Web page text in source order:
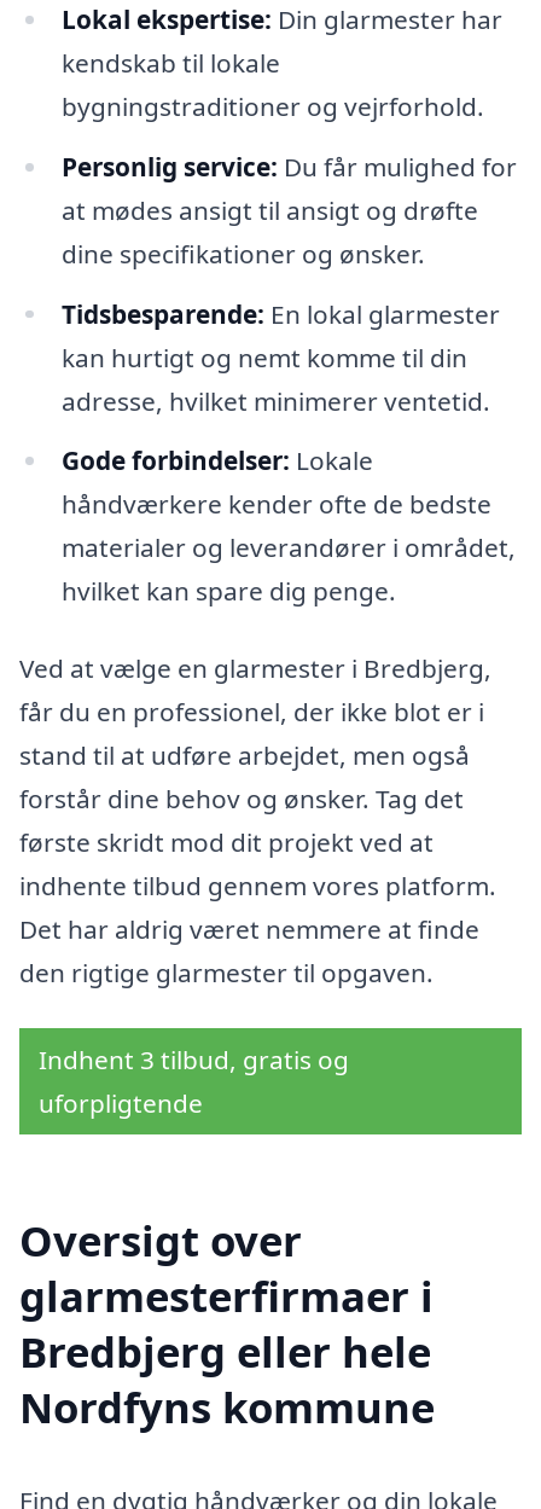
Lokal ekspertise: Din glarmester har
kendskab til lokale
bygningstraditioner og vejrforhold.
Personlig service: Du får mulighed for
at mødes ansigt til ansigt og drøfte
dine specifikationer og ønsker.
Tidsbesparende: En lokal glarmester
kan hurtigt og nemt komme til din
adresse, hvilket minimerer ventetid.
Gode forbindelser: Lokale
håndværkere kender ofte de bedste
materialer og leverandører i området,
hvilket kan spare dig penge.
Ved at vælge en glarmester i Bredbjerg,
får du en professionel, der ikke blot er i
stand til at udføre arbejdet, men også
forstår dine behov og ønsker. Tag det
første skridt mod dit projekt ved at
indhente tilbud gennem vores platform.
Det har aldrig været nemmere at finde
den rigtige glarmester til opgaven.
Indhent 3 tilbud, gratis og
uforpligtende
Oversigt over
glarmesterfirmaer i
Bredbjerg eller hele
Nordfyns kommune
Find en dygtig håndværker og din lokale